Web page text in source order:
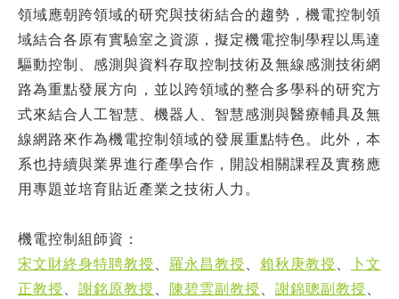
領域應朝跨領域的研究與技術結合的趨勢，機電控制領
域結合各原有實驗室之資源，擬定機電控制學程以馬達
驅動控制、感測與資料存取控制技術及無線感測技術網
路為重點發展方向，並以跨領域的整合多學科的研究方
式來結合人工智慧、機器人、智慧感測與醫療輔具及無
線網路來作為機電控制領域的發展重點特色。此外，本
系也持續與業界進行產學合作，開設相關課程及實務應
用專題並培育貼近產業之技術人力。
機電控制組師資：
宋文財終身特聘教授 、 羅永昌教授 、 賴秋庚教授 、
卜文
正教授 、 謝銘原教授 、 陳碧雲副教授 、 謝錦聰副教授 、